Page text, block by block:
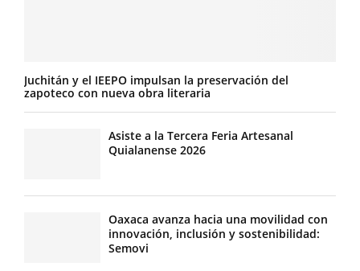
Juchitán y el IEEPO impulsan la preservación del
zapoteco con nueva obra literaria
Asiste a la Tercera Feria Artesanal
Quialanense 2026
Oaxaca avanza hacia una movilidad con
innovación, inclusión y sostenibilidad:
Semovi